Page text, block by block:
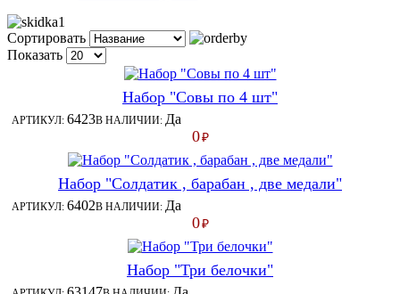
Сортировать
Показать
Набор "Совы по 4 шт"
АРТИКУЛ: 6423В НАЛИЧИИ: Да
0₽
Набор "Солдатик , барабан , две медали"
АРТИКУЛ: 6402В НАЛИЧИИ: Да
0₽
Набор "Три белочки"